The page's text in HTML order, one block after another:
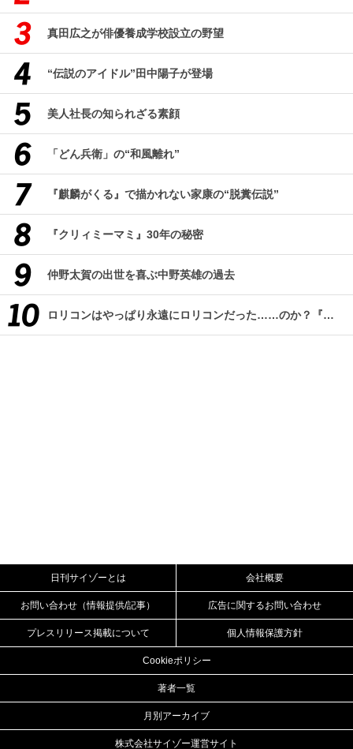
真田広之が俳優養成学校設立の野望
“伝説のアイドル”田中陽子が登場
美人社長の知られざる素顔
「どん兵衛」の“和風離れ”
『麒麟がくる』で描かれない家康の“脱糞伝説”
『クリィミーマミ』30年の秘密
仲野太賀の出世を喜ぶ中野英雄の過去
ロリコンはやっぱり永遠にロリコンだった……のか？『改訂版 ロリコン大全集』
日刊サイゾーとは 会社概要
お問い合わせ（情報提供/記事） 広告に関するお問い合わせ
プレスリリース掲載について 個人情報保護方針
Cookieポリシー
著者一覧
月別アーカイブ
株式会社サイゾー運営サイト